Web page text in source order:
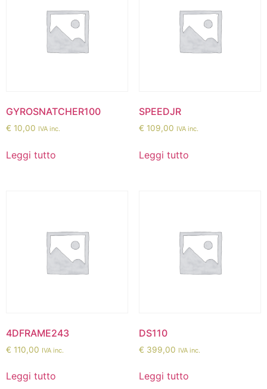
GYROSNATCHER100
€ 10,00 IVA inc.
Leggi tutto
SPEEDJR
€ 109,00 IVA inc.
Leggi tutto
4DFRAME243
€ 110,00 IVA inc.
Leggi tutto
DS110
€ 399,00 IVA inc.
Leggi tutto